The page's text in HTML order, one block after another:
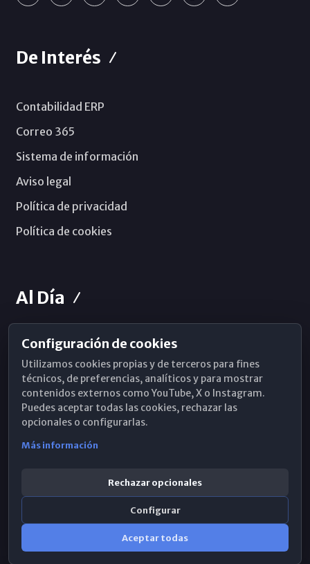
De Interés
Contabilidad ERP
Correo 365
Sistema de información
Aviso legal
Política de privacidad
Política de cookies
Al Día
Horarios de Misa
Hemeroteca
WhatsApp
Configuración de cookies
Utilizamos cookies propias y de terceros para fines
técnicos, de preferencias, analíticos y para mostrar
contenidos externos como YouTube, X o Instagram.
Puedes aceptar todas las cookies, rechazar las
opcionales o configurarlas.
Más información
Rechazar opcionales
Configurar
Aceptar todas